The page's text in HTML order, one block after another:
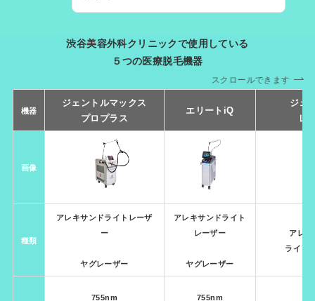
渋谷美容外科クリニックで使用している
５つの医療脱毛機器
スクロールできます
機器
ジェントルマックス
プロプラス
エリートiQ
ジェ
レ
画像
種類
アレキサンドライトレーザ
ー
ヤグレーザー
アレキサンドライト
レーザー
ヤグレーザー
アレ
ライト
755nm 755nm